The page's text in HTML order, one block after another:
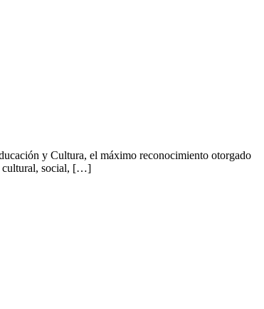
y Cultura, el máximo reconocimiento otorgado
cultural, social, […]